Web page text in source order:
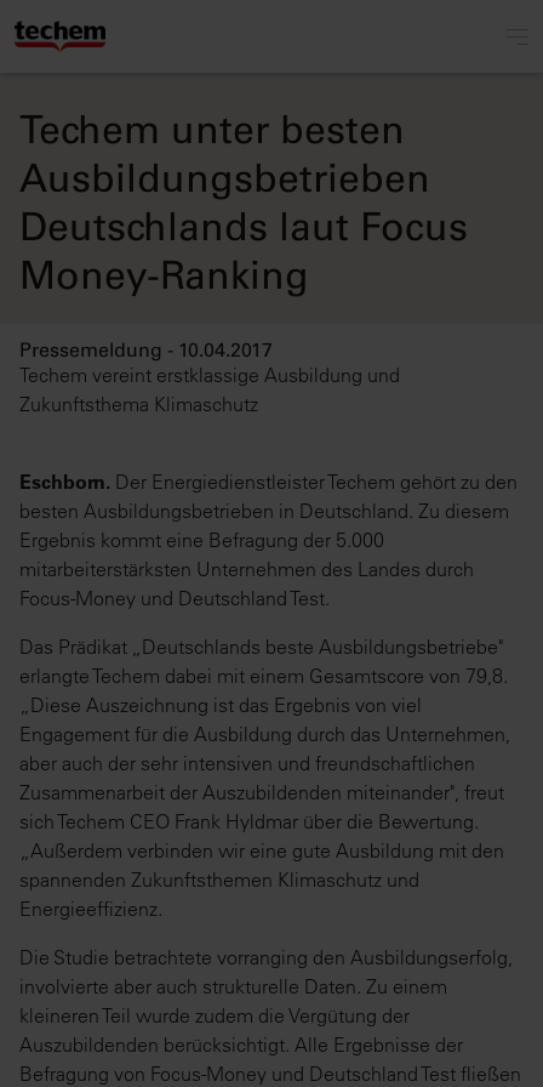
Techem unter besten
Ausbildungsbetrieben
Deutschlands laut Focus
Money-Ranking
Pressemeldung - 10.04.2017
Techem vereint erstklassige Ausbildung und
Zukunftsthema Klimaschutz
Eschborn. Der Energiedienstleister Techem gehört zu den
besten Ausbildungsbetrieben in Deutschland. Zu diesem
Ergebnis kommt eine Befragung der 5.000
mitarbeiterstärksten Unternehmen des Landes durch
Focus-Money und Deutschland Test.
Das Prädikat „Deutschlands beste Ausbildungsbetriebe"
erlangte Techem dabei mit einem Gesamtscore von 79,8.
„Diese Auszeichnung ist das Ergebnis von viel
Engagement für die Ausbildung durch das Unternehmen,
aber auch der sehr intensiven und freundschaftlichen
Zusammenarbeit der Auszubildenden miteinander", freut
sich Techem CEO Frank Hyldmar über die Bewertung.
„Außerdem verbinden wir eine gute Ausbildung mit den
spannenden Zukunftsthemen Klimaschutz und
Energieeffizienz.
Die Studie betrachtete vorranging den Ausbildungserfolg,
involvierte aber auch strukturelle Daten. Zu einem
kleineren Teil wurde zudem die Vergütung der
Auszubildenden berücksichtigt. Alle Ergebnisse der
Befragung von Focus-Money und Deutschland Test fließen